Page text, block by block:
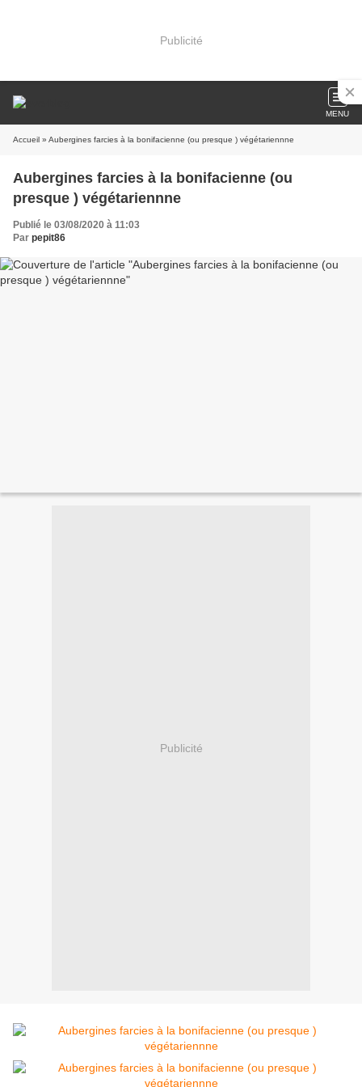
Publicité
MENU
Accueil » Aubergines farcies à la bonifacienne (ou presque ) végétariennne
Aubergines farcies à la bonifacienne (ou
presque ) végétariennne
Publié le 03/08/2020 à 11:03
Par pepit86
Publicité